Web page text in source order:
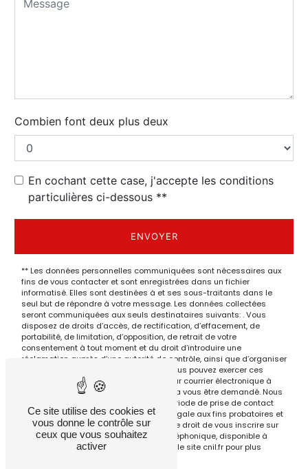
Combien font deux plus deux
En cochant cette case, j'accepte les conditions
particulières ci-dessous **
ENVOYER
** Les données personnelles communiquées sont nécessaires aux
fins de vous contacter et sont enregistrées dans un fichier
informatisé. Elles sont destinées à et ses sous-traitants dans le
seul but de répondre à votre message. Les données collectées
seront communiquées aux seuls destinataires suivants: . Vous
disposez de droits d’accès, de rectification, d’effacement, de
portabilité, de limitation, d’opposition, de retrait de votre
consentement à tout moment et du droit d’introduire une
réclamation auprès d’une autorité de contrôle, ainsi que d’organiser
le sort de vos données post-mortem. Vous pouvez exercer ces
droits par voie postale à l'adresse ou par courrier électronique à
l'adresse . Un justificatif d'identité pourra vous être demandé. Nous
conservons vos données pendant la période de prise de contact
puis pendant la durée de prescription légale aux fins probatoires et
de gestion des contentieux. Vous avez le droit de vous inscrire sur
la liste d'opposition au démarchage téléphonique, disponible à
cette adresse:Bloctel.gouv.fr
. Consultez le site cnil.fr pour plus
Ce site utilise des cookies et
vous donne le contrôle sur
ceux que vous souhaitez
activer